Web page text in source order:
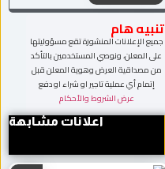
تنبيه هام
جميع الإعلانات المنشورة تقع مسؤوليتها
على المعلن، ونوصي المستخدمين بالتأكد
من مصداقية العرض وهوية المعلن قبل
إتمام أي عملية تاجير او شراء او دفع
عرض الشروط والأحكام
اعلانات مشابهة